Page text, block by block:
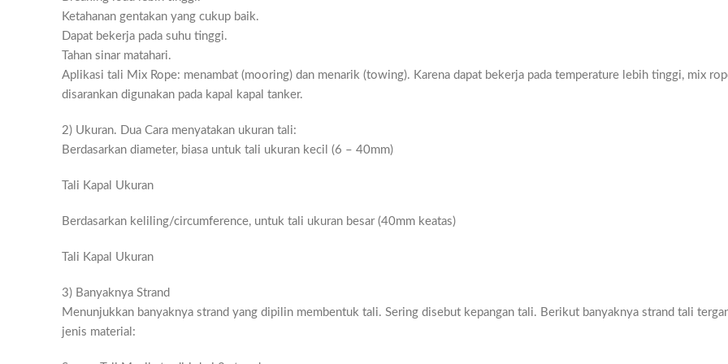
Ketahanan gentakan yang cukup baik.
Dapat bekerja pada suhu tinggi.
Tahan sinar matahari.
Aplikasi tali Mix Rope: menambat (mooring) dan menarik (towing). Karena dapat bekerja pada temperature lebih tinggi, mix
disarankan digunakan pada kapal kapal tanker.
2) Ukuran. Dua Cara menyatakan ukuran tali:
Berdasarkan diameter, biasa untuk tali ukuran kecil (6 – 40mm)
Tali Kapal Ukuran
Berdasarkan keliling/circumference, untuk tali ukuran besar (40mm keatas)
Tali Kapal Ukuran
3) Banyaknya Strand
Menunjukkan banyaknya strand yang dipilin membentuk tali. Sering disebut kepangan tali. Berikut banyaknya strand tali
jenis material: